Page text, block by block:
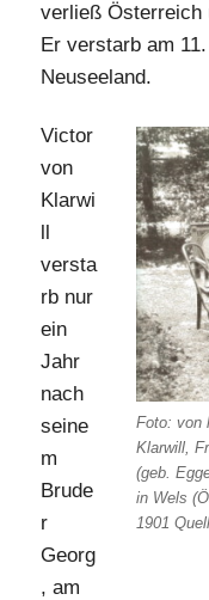
verließ Österreich
Er verstarb am
Neuseeland.
Foto: von
Klarwill,
(geb.
in Wels
1901
Victor
von
Klarwi
ll
versta
rb nur
ein
Jahr
nach
seine
m
Brude
r
Georg
, am